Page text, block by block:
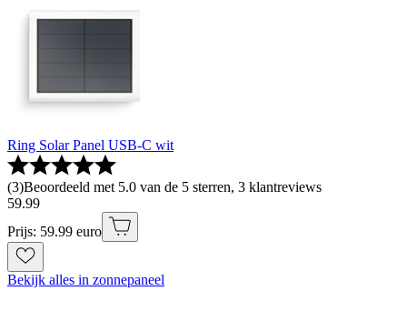
Ring Solar Panel USB-C wit
(3)Beoordeeld met 5.0 van de 5 sterren, 3 klantreviews
59.99
Prijs: 59.99 euro
Bekijk alles in zonnepaneel